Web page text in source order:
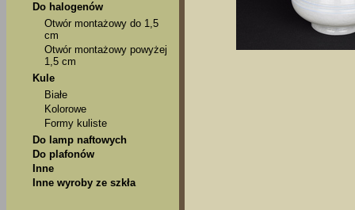
Do halogenów
Otwór montażowy do 1,5
cm
Otwór montażowy powyżej
1,5 cm
Kule
Białe
Kolorowe
Formy kuliste
Do lamp naftowych
Do plafonów
Inne
Inne wyroby ze szkła